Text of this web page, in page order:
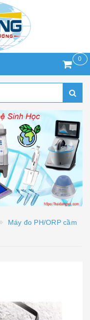
0
Máy đo PH/ORP cầm